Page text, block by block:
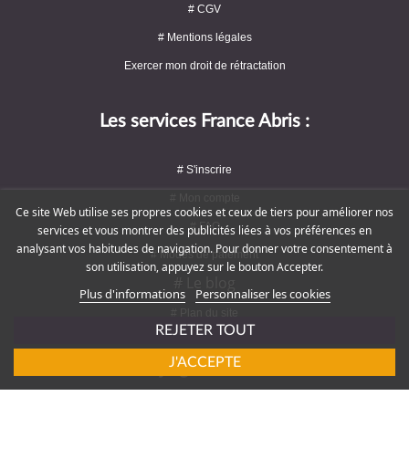
# CGV
# Mentions légales
Exercer mon droit de rétractation
Les services France Abris :
# S'inscrire
# FAQ
# Modes de paiement
Rejoignez-nous !
Ce site Web utilise ses propres cookies et ceux de tiers pour améliorer nos
services et vous montrer des publicités liées à vos préférences en
analysant vos habitudes de navigation. Pour donner votre consentement à
son utilisation, appuyez sur le bouton Accepter.
Plus d'informations Personnaliser les cookies
REJETER TOUT
J'ACCEPTE